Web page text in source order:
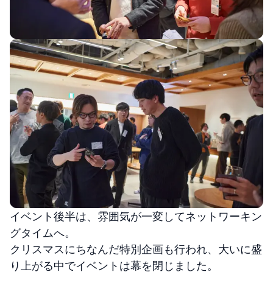
イベント後半は、雰囲気が一変してネットワーキン
グタイムへ。
クリスマスにちなんだ特別企画も行われ、大いに盛
り上がる中でイベントは幕を閉じました。